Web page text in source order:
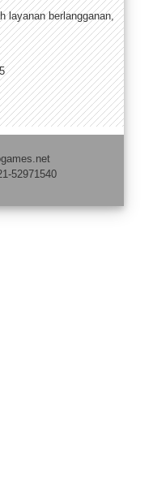
layanan berlangganan,
52971540